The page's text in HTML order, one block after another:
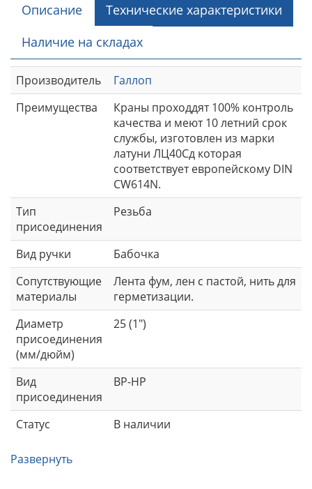
Описание
Технические характеристики
Наличие на складах
Производитель
Галлоп
Преимущества
Краны проходдят 100% контроль
качества и меют 10 летний срок
службы, изготовлен из марки
латуни ЛЦ40Сд которая
соответствует европейскому DIN
CW614N.
Тип
присоединения
Резьба
Вид ручки
Бабочка
Сопутствующие
материалы
Лента фум, лен с пастой, нить для
герметизации.
Диаметр
присоединения
(мм/дюйм)
25 (1")
Вид
присоединения
ВР-НР
Статус В наличии
Развернуть